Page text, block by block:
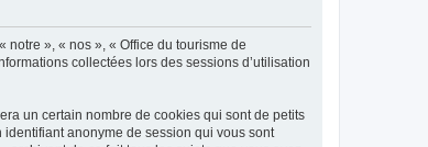
», « nos », « Office du tourisme de
collectées lors des sessions d’utilisation
un certain nombre de cookies qui sont de petits
anonyme de session qui vous sont